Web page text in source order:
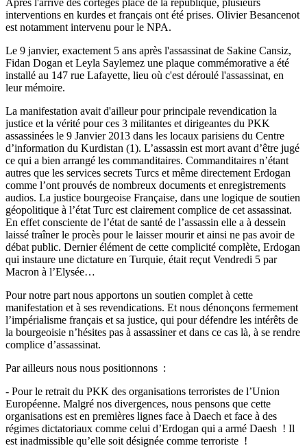
Après l'arrivé des cortèges place de la république, plusieurs
interventions en kurdes et français ont été prises. Olivier Besancenot
est notamment intervenu pour le NPA.
Le 9 janvier, exactement 5 ans après l'assassinat de Sakine Cansiz,
Fidan Dogan et Leyla Saylemez une plaque commémorative a été
installé au 147 rue Lafayette, lieu où c'est déroulé l'assassinat, en
leur mémoire.
La manifestation avait d'ailleur pour principale revendication la
justice et la vérité pour ces 3 militantes et dirigeantes du PKK
assassinées le 9 Janvier 2013 dans les locaux parisiens du Centre
d’information du Kurdistan (1). L’assassin est mort avant d’être jugé
ce qui a bien arrangé les commanditaires. Commanditaires n’étant
autres que les services secrets Turcs et même directement Erdogan
comme l’ont prouvés de nombreux documents et enregistrements
audios. La justice bourgeoise Française, dans une logique de soutien
géopolitique à l’état Turc est clairement complice de cet assassinat.
En effet consciente de l’état de santé de l’assassin elle a à dessein
laissé traîner le procès pour le laisser mourir et ainsi ne pas avoir de
débat public. Dernier élément de cette complicité complète, Erdogan
qui instaure une dictature en Turquie, était reçut Vendredi 5 par
Macron à l’Elysée…
Pour notre part nous apportons un soutien complet à cette
manifestation et à ses revendications. Et nous dénonçons fermement
l’impérialisme français et sa justice, qui pour défendre les intérêts de
la bourgeoisie n’hésites pas à assassiner et dans ce cas là, à se rendre
complice d’assassinat.
Par ailleurs nous nous positionnons :
- Pour le retrait du PKK des organisations terroristes de l’Union
Européenne. Malgré nos divergences, nous pensons que cette
organisations est en premières lignes face à Daech et face à des
régimes dictatoriaux comme celui d’Erdogan qui a armé Daesh ! Il
est inadmissible qu’elle soit désignée comme terroriste !